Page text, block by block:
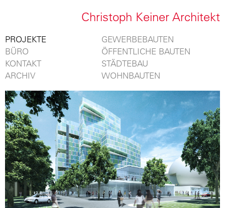
Christoph Keiner Architekt
PROJEKTE
GEWERBEBAUTEN
ÖFFENTLICHE BAUTEN
STÄDTEBAU
WOHNBAUTEN
BÜRO
KONTAKT
ARCHIV